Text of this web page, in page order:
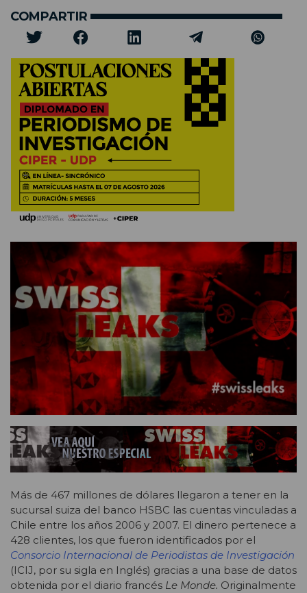
COMPARTIR
Más de 467 millones de dólares llegaron a tener en la
sucursal suiza del banco HSBC las cuentas vinculadas a
Chile entre los años 2006 y 2007. El dinero pertenece a
428 clientes, los que fueron identificados por el
Consorcio Internacional de Periodistas de Investigación
(ICIJ, por su sigla en Inglés) gracias a una base de datos
obtenida por el diario francés Le Monde. Originalmente